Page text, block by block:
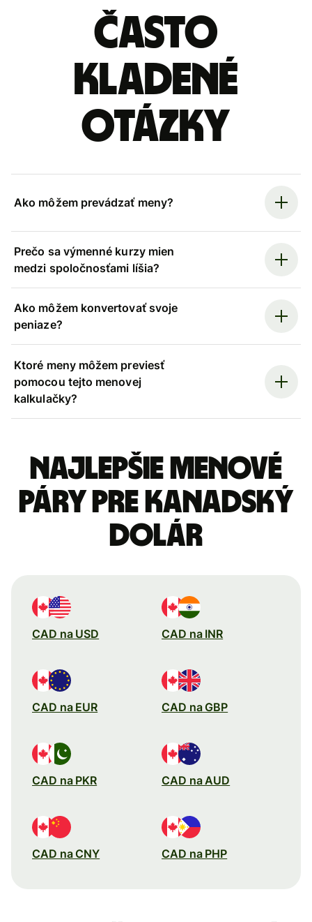
Často
kladené
otázky
Ako môžem prevádzať meny?
Prečo sa výmenné kurzy mien
medzi spoločnosťami líšia?
Ako môžem konvertovať svoje
peniaze?
Ktoré meny môžem previesť
pomocou tejto menovej
kalkulačky?
Najlepšie menové
páry pre Kanadský
dolár
CAD na USD CAD na INR
CAD na EUR CAD na GBP
CAD na PKR CAD na AUD
CAD na CNY CAD na PHP